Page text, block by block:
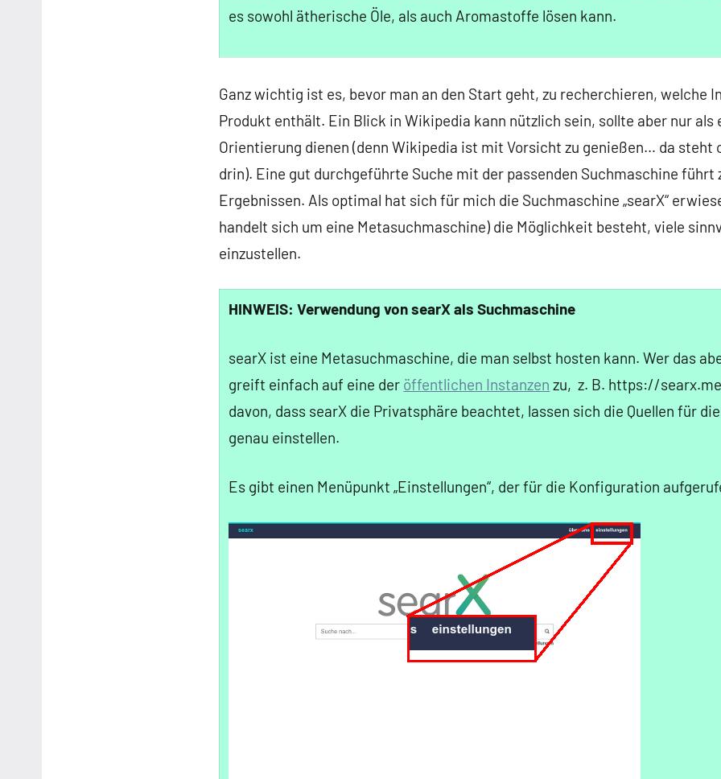
es sowohl ätherische Öle, als auch Aromastoffe lösen kann.
Ganz wichtig ist es, bevor man an den Start geht, zu recherchieren, welche
Produkt enthält. Ein Blick in Wikipedia kann nützlich sein, sollte aber nur
Orientierung dienen (denn Wikipedia ist mit Vorsicht zu genießen… da steht
drin). Eine gut durchgeführte Suche mit der passenden Suchmaschine führt
Ergebnissen. Als optimal hat sich für mich die Suchmaschine „searX“
handelt sich um eine Metasuchmaschine) die Möglichkeit besteht, viele
einzustellen.
HINWEIS: Verwendung von searX als Suchmaschine
searX ist eine Metasuchmaschine, die man selbst hosten kann. Wer das
greift einfach auf eine der öffentlichen Instanzen zu, z. B. https://
davon, dass searX die Privatsphäre beachtet, lassen sich die Quellen für
genau einstellen.
Es gibt einen Menüpunkt „Einstellungen“, der für die Konfiguration